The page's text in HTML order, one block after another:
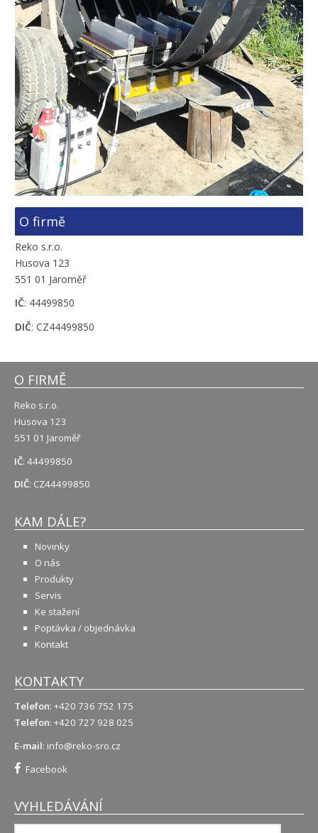
O firmě
Reko s.r.o.
Husova 123
551 01 Jaroměř
IČ: 44499850
DIČ: CZ44499850
O FIRMĚ
Reko s.r.o.
Husova 123
551 01 Jaroměř
IČ: 44499850
DIČ: CZ44499850
KAM DÁLE?
Novinky
O nás
Produkty
Servis
Ke stažení
Poptávka / objednávka
Kontakt
KONTAKTY
Telefon: +420 736 752 175
Telefon: +420 727 928 025
E-mail: info@reko-sro.cz
Facebook
VYHLEDÁVÁNÍ